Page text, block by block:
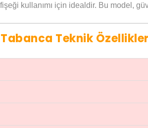
kullanımı için idealdir. Bu model,
Tabanca Teknik